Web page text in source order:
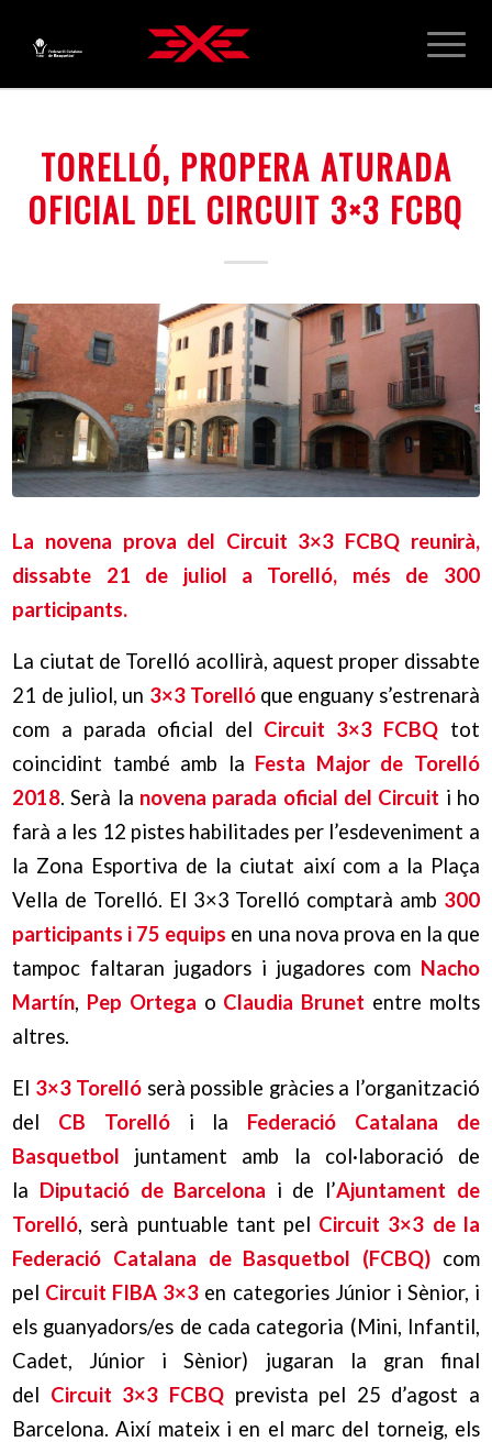
TORELLÓ, PROPERA ATURADA
OFICIAL DEL CIRCUIT 3×3 FCBQ
La novena prova del Circuit 3×3 FCBQ reunirà,
dissabte 21 de juliol a Torelló, més de 300
participants.
La ciutat de Torelló acollirà, aquest proper dissabte
21 de juliol, un 3×3 Torellóque enguany s’estrenarà
com a parada oficial del Circuit 3×3 FCBQ tot
coincidint també amb la Festa Major de Torelló
2018. Serà la novena parada oficial del Circuit i ho
farà a les 12 pistes habilitades per l’esdeveniment a
la Zona Esportiva de la ciutat així com a la Plaça
Vella de Torelló. El 3×3 Torelló comptarà amb 300
participants i 75 equips en una nova prova en la que
tampoc faltaran jugadors i jugadores com Nacho
Martín, Pep Ortega o Claudia Brunet entre molts
altres.
El 3×3 Torelló serà possible gràcies a l’organització
del CB Torelló i la Federació Catalana de
Basquetbol juntament amb la col·laboració de
la Diputació de Barcelona i de l’Ajuntament de
Torelló, serà puntuable tant pel Circuit 3×3 de la
Federació Catalana de Basquetbol (FCBQ) com
pel Circuit FIBA 3×3 en categories Júnior i Sènior, i
els guanyadors/es de cada categoria (Mini, Infantil,
Cadet, Júnior i Sènior) jugaran la gran final
del Circuit 3×3 FCBQprevista pel 25 d’agost a
Barcelona. Així mateix i en el marc del torneig, els